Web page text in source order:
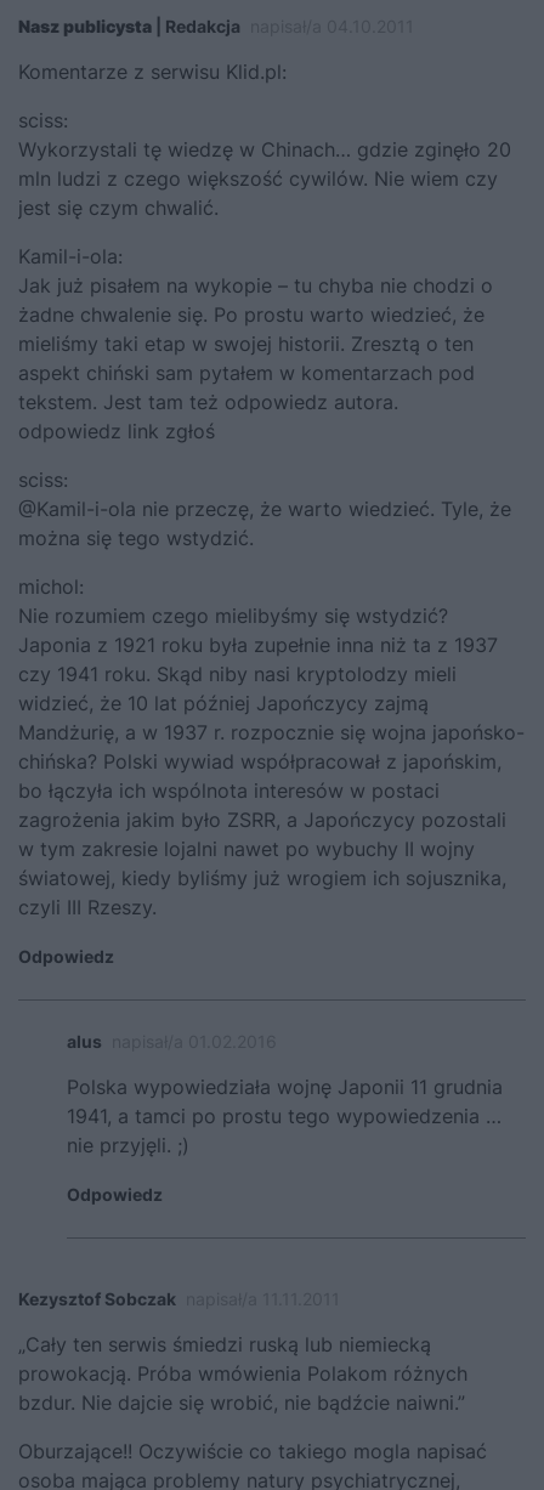
Nasz publicysta | Redakcja
Komentarze z serwisu Klid.pl:
sciss:
Wykorzystali tę wiedzę w Chinach… gdzie zginęło 20
mln ludzi z czego większość cywilów. Nie wiem czy
jest się czym chwalić.
Kamil-i-ola:
Jak już pisałem na wykopie – tu chyba nie chodzi o
żadne chwalenie się. Po prostu warto wiedzieć, że
mieliśmy taki etap w swojej historii. Zresztą o ten
aspekt chiński sam pytałem w komentarzach pod
tekstem. Jest tam też odpowiedz autora.
odpowiedz link zgłoś
sciss:
@Kamil-i-ola nie przeczę, że warto wiedzieć. Tyle, że
można się tego wstydzić.
michol:
Nie rozumiem czego mielibyśmy się wstydzić?
Japonia z 1921 roku była zupełnie inna niż ta z 1937
czy 1941 roku. Skąd niby nasi kryptolodzy mieli
widzieć, że 10 lat później Japończycy zajmą
Mandżurię, a w 1937 r. rozpocznie się wojna japońsko-
chińska? Polski wywiad współpracował z japońskim,
bo łączyła ich wspólnota interesów w postaci
zagrożenia jakim było ZSRR, a Japończycy pozostali
w tym zakresie lojalni nawet po wybuchy II wojny
światowej, kiedy byliśmy już wrogiem ich sojusznika,
czyli III Rzeszy.
Odpowiedz
alus
Polska wypowiedziała wojnę Japonii 11 grudnia
1941, a tamci po prostu tego wypowiedzenia …
nie przyjęli. ;)
Odpowiedz
Kezysztof Sobczak
„Cały ten serwis śmiedzi ruską lub niemiecką
prowokacją. Próba wmówienia Polakom różnych
bzdur. Nie dajcie się wrobić, nie bądźcie naiwni.”
Oburzające!! Oczywiście co takiego mogla napisać
osoba mająca problemy natury psychiatrycznej,